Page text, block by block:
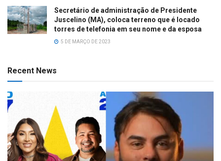
Secretário de administração de Presidente
Juscelino (MA), coloca terreno que é locado
torres de telefonia em seu nome e da esposa
5 DE MARÇO DE 2023
Recent News